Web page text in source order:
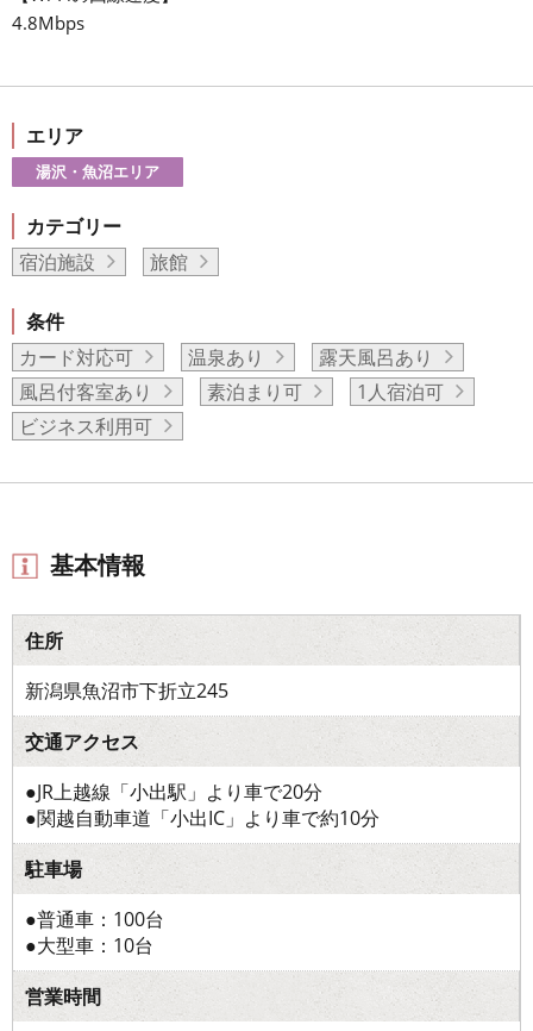
4.8Mbps
エリア
湯沢・魚沼エリア
カテゴリー
宿泊施設
旅館
条件
カード対応可
温泉あり
露天風呂あり
風呂付客室あり
素泊まり可
1人宿泊可
ビジネス利用可
基本情報
住所
新潟県魚沼市下折立245
交通アクセス
●JR上越線「小出駅」より車で20分
●関越自動車道「小出IC」より車で約10分
駐車場
●普通車：100台
●大型車：10台
営業時間